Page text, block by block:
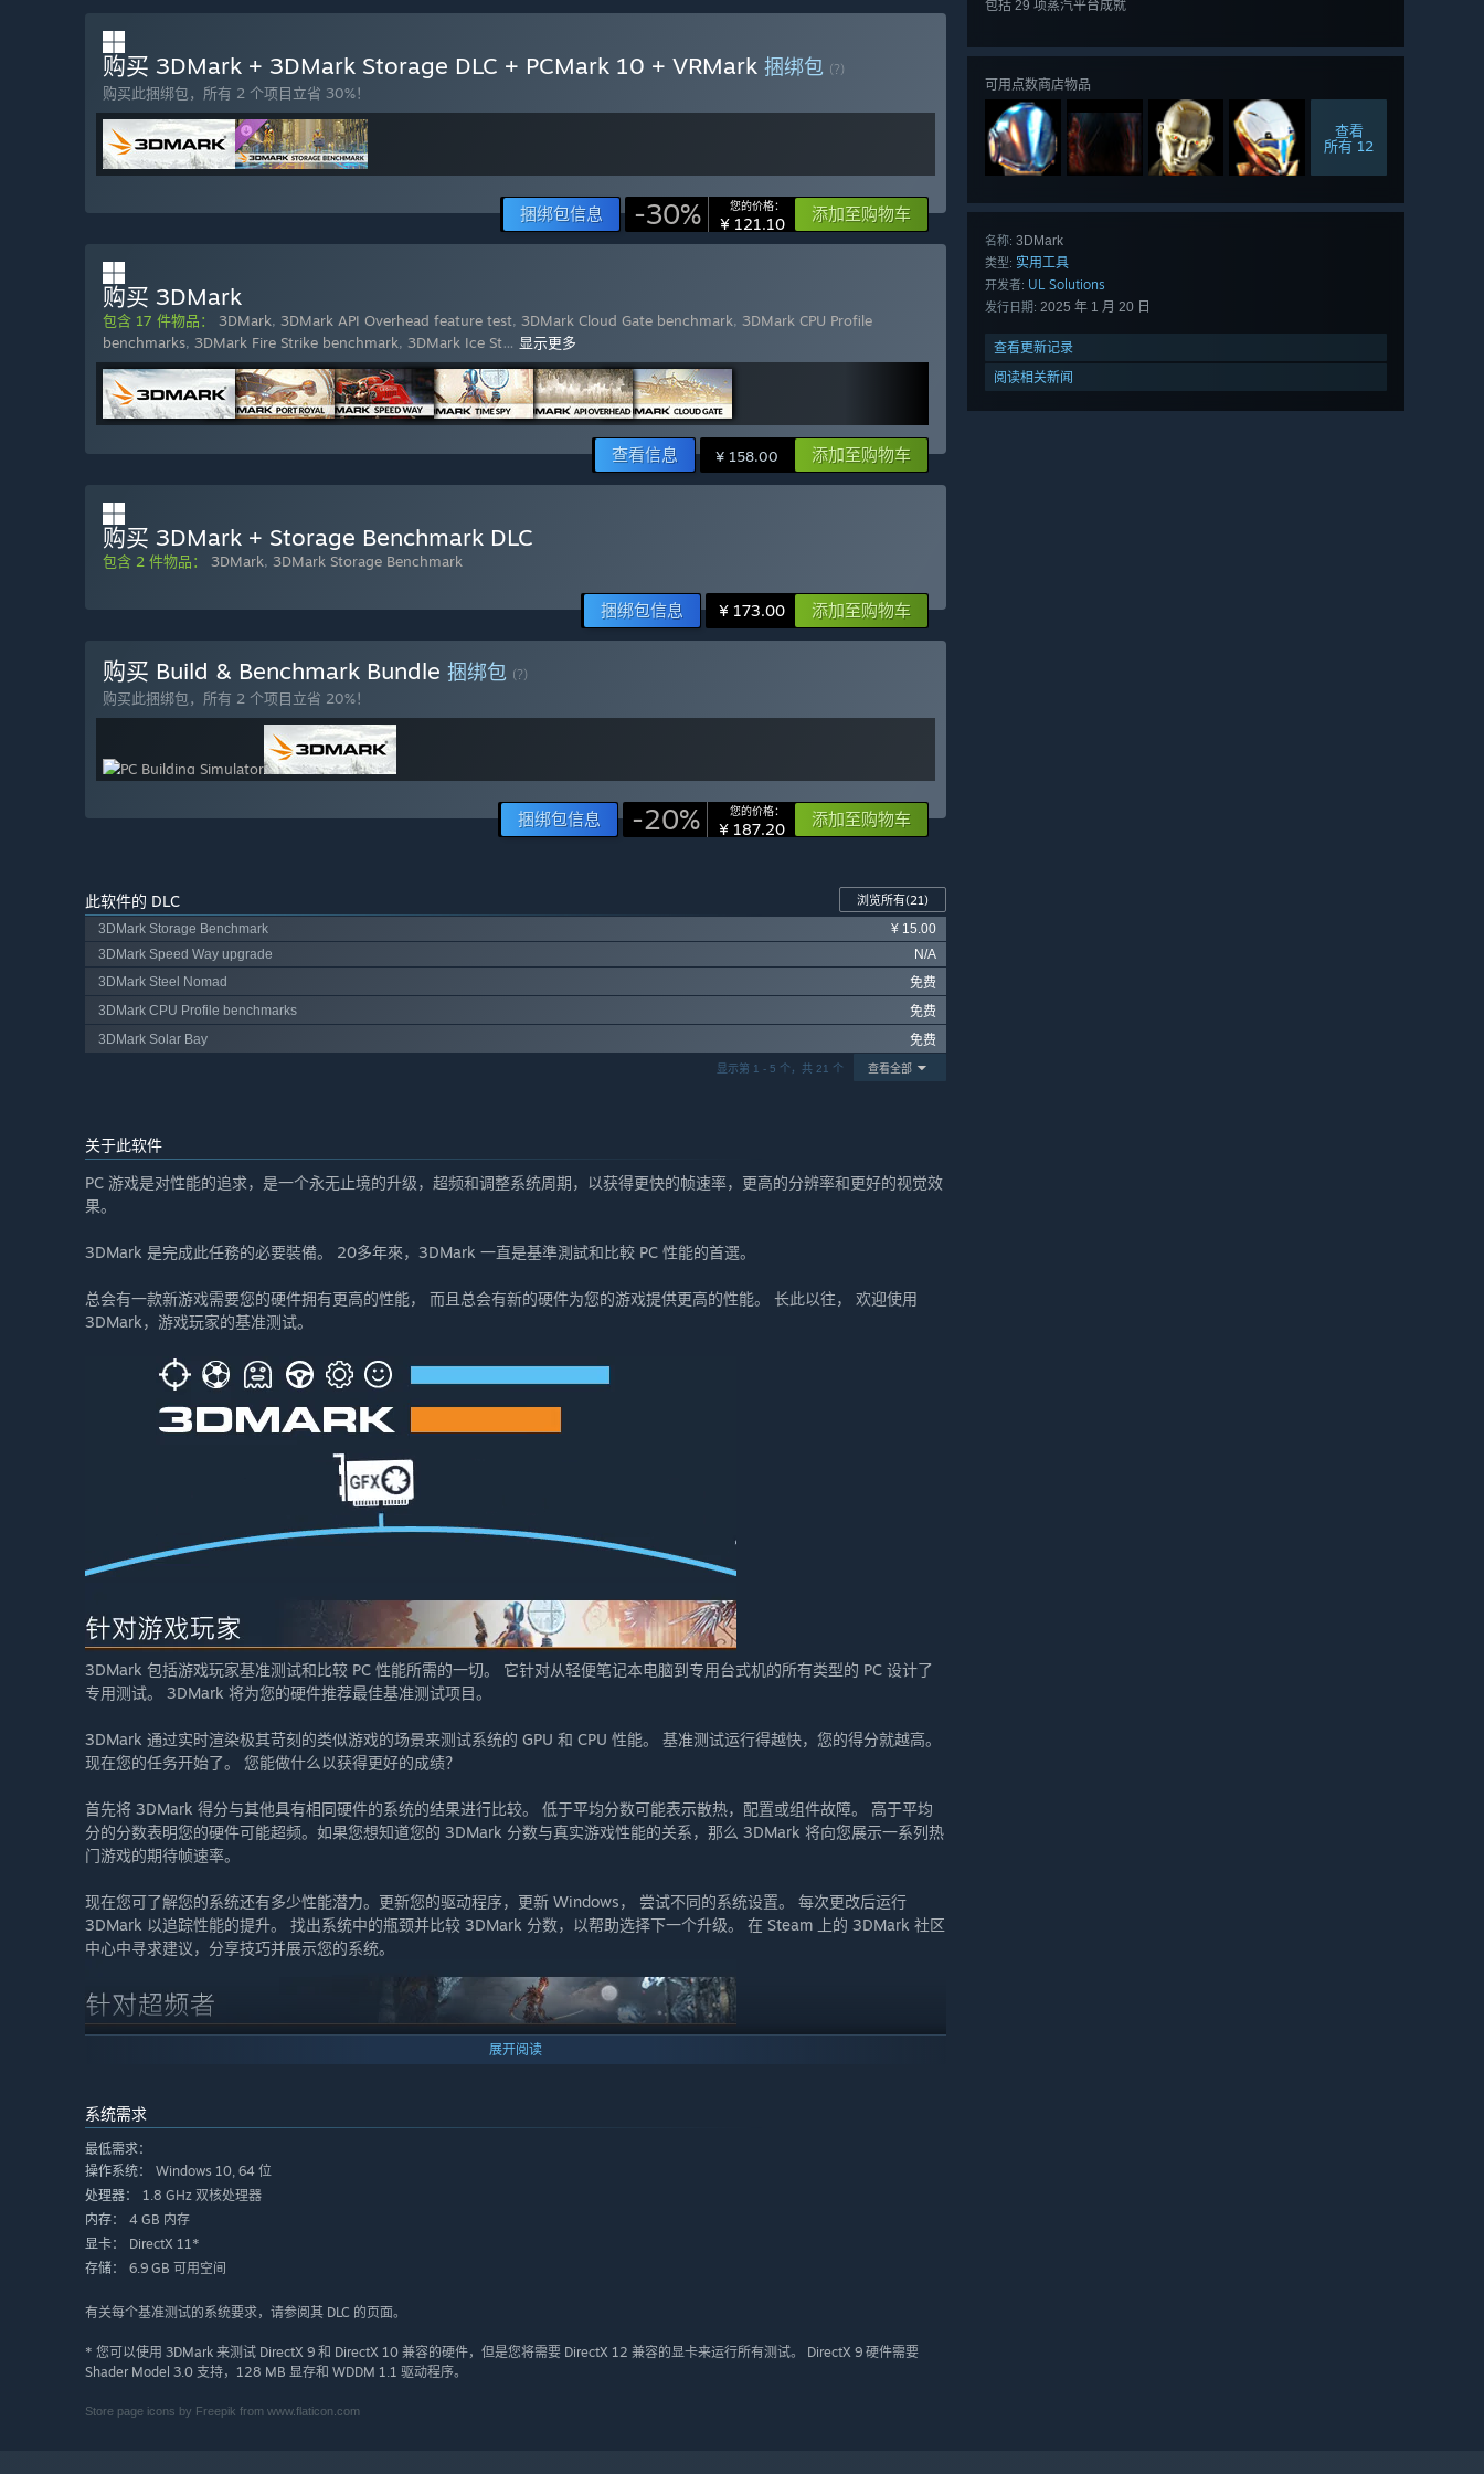
包括 29 项蒸汽平台成就
可用点数商店物品
查看
所有 12
名称: 3DMark
类型: 实用工具
开发者: UL Solutions
发行日期: 2025 年 1 月 20 日
查看更新记录
阅读相关新闻
购买 3DMark + 3DMark Storage DLC + PCMark 10 + VRMark 捆绑包 (?)
购买此捆绑包，所有 2 个项目立省 30%！
捆绑包信息 -30% 您的价格：
¥ 121.10 添加至购物车
购买 3DMark
包含 17 件物品： 3DMark, 3DMark API Overhead feature test, 3DMark Cloud Gate benchmark, 3DMark CPU Profile
benchmarks, 3DMark Fire Strike benchmark, 3DMark Ice St… 显示更多
查看信息 ¥ 158.00 添加至购物车
购买 3DMark + Storage Benchmark DLC
包含 2 件物品： 3DMark, 3DMark Storage Benchmark
捆绑包信息 ¥ 173.00 添加至购物车
购买 Build & Benchmark Bundle 捆绑包 (?)
购买此捆绑包，所有 2 个项目立省 20%！
捆绑包信息 -20% 您的价格：
¥ 187.20 添加至购物车
此软件的 DLC 浏览所有(21)
3DMark Storage Benchmark
¥ 15.00
3DMark Speed Way upgrade
N/A
3DMark Steel Nomad
免费
3DMark CPU Profile benchmarks
免费
3DMark Solar Bay
免费
查看全部
显示第 1 - 5 个，共 21 个
关于此软件
PC 游戏是对性能的追求，是一个永无止境的升级，超频和调整系统周期，以获得更快的帧速率，更高的分辨率和更好的视觉效
果。
3DMark 是完成此任務的必要裝備。 20多年來，3DMark 一直是基準測試和比較 PC 性能的首選。
总会有一款新游戏需要您的硬件拥有更高的性能， 而且总会有新的硬件为您的游戏提供更高的性能。 长此以往， 欢迎使用
3DMark，游戏玩家的基准测试。
3DMark 包括游戏玩家基准测试和比较 PC 性能所需的一切。 它针对从轻便笔记本电脑到专用台式机的所有类型的 PC 设计了
专用测试。 3DMark 将为您的硬件推荐最佳基准测试项目。
3DMark 通过实时渲染极其苛刻的类似游戏的场景来测试系统的 GPU 和 CPU 性能。 基准测试运行得越快，您的得分就越高。
现在您的任务开始了。 您能做什么以获得更好的成绩？
首先将 3DMark 得分与其他具有相同硬件的系统的结果进行比较。 低于平均分数可能表示散热，配置或组件故障。 高于平均
分的分数表明您的硬件可能超频。如果您想知道您的 3DMark 分数与真实游戏性能的关系，那么 3DMark 将向您展示一系列热
门游戏的期待帧速率。
现在您可了解您的系统还有多少性能潜力。更新您的驱动程序，更新 Windows， 尝试不同的系统设置。 每次更改后运行
3DMark 以追踪性能的提升。 找出系统中的瓶颈并比较 3DMark 分数，以帮助选择下一个升级。 在 Steam 上的 3DMark 社区
中心中寻求建议，分享技巧并展示您的系统。
超频是一门需要技巧和精度的艺术。目标是挤出您的 GPU 和 CPU 的每一滴性能。其回报是免费的性能升级，以及推动硬件超
3DMark 是超频者的必备工具。 在超频之前和之后运行 3DMark 以测量性能增益。 使用自定义基准测试设置来探索 PC 的性能
极限。 通过更改分辨率和其他设置，使 3DMark 测试或多或少地变得苛刻。
运行 3DMark 压力测试以检查超频的稳定性和散热效果。 3DMark 压力测试循环运行，使系统在重负载下的运行时间比标准基
准测试更长。
挑战您的朋友以设置最高 3DMark 得分或争夺 3DMark Steam 排行榜中的头把交椅。
如果您喜欢 PC 游戏，那么没有什么比构建自己的自定义 PC 更好的了。 而且，如果您自己构建它，那就没有比第一次打开它
更令人紧张的了。 它会启动吗？ 一切都会正常吗？ 无论您是要从头构建完整的系统还是升级组件，3DMark 都可以满足您的
展开阅读
系统需求
最低需求：
操作系统：
Windows 10, 64 位
处理器： 1.8 GHz 双核处理器
内存： 4 GB 内存
显卡： DirectX 11*
存储： 6.9 GB 可用空间
有关每个基准测试的系统要求，请参阅其 DLC 的页面。
* 您可以使用 3DMark 来测试 DirectX 9 和 DirectX 10 兼容的硬件，但是您将需要 DirectX 12 兼容的显卡来运行所有测试。 DirectX 9 硬件需要
Shader Model 3.0 支持，128 MB 显存和 WDDM 1.1 驱动程序。
Store page icons by Freepik from www.flaticon.com